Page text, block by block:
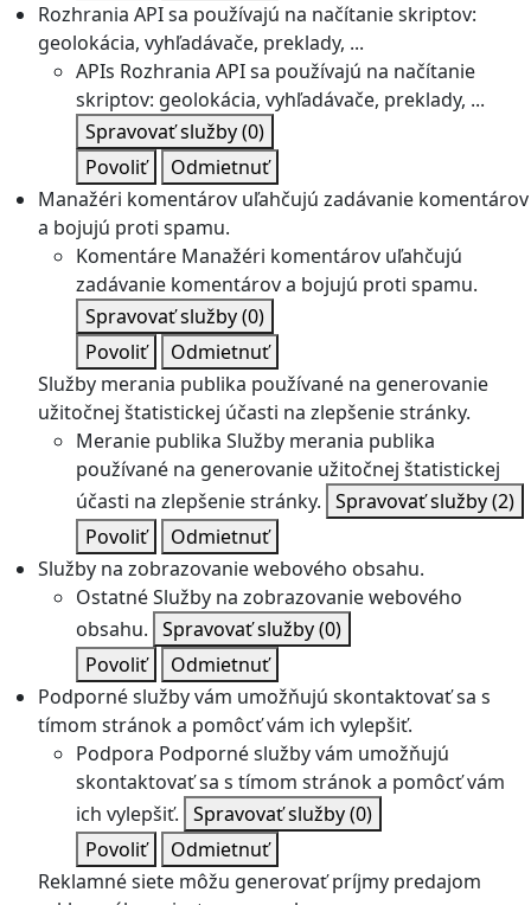
Rozhrania API sa používajú na načítanie skriptov:
geolokácia, vyhľadávače, preklady, ...
APIs Rozhrania API sa používajú na načítanie
skriptov: geolokácia, vyhľadávače, preklady, ...
Spravovať služby(0)
Povoliť
Odmietnuť
Manažéri komentárov uľahčujú zadávanie komentárov
a bojujú proti spamu.
Komentáre Manažéri komentárov uľahčujú
zadávanie komentárov a bojujú proti spamu.
Spravovať služby(0)
Povoliť
Odmietnuť
Služby merania publika používané na generovanie
užitočnej štatistickej účasti na zlepšenie stránky.
Meranie publika Služby merania publika
používané na generovanie užitočnej štatistickej
účasti na zlepšenie stránky. Spravovať služby(2)
Povoliť
Odmietnuť
Služby na zobrazovanie webového obsahu.
OstatnéSlužby na zobrazovanie webového
obsahu. Spravovať služby(0)
Povoliť
Odmietnuť
Podporné služby vám umožňujú skontaktovať sa s
tímom stránok a pomôcť vám ich vylepšiť.
Podpora Podporné služby vám umožňujú
skontaktovať sa s tímom stránok a pomôcť vám
ich vylepšiť. Spravovať služby(0)
Povoliť
Odmietnuť
Reklamné siete môžu generovať príjmy predajom